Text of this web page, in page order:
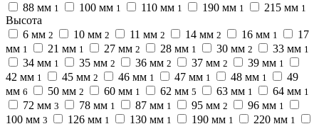
88 мм 1 100 мм 1 110 мм 1 190 мм 1 215 мм 1
Высота
6 мм 2 10 мм 2 11 мм 2 14 мм 2 16 мм 1
17
мм 1 21 мм 1 27 мм 2 28 мм 1 30 мм 2 33 мм 1
34 мм 1 35 мм 2 36 мм 2 37 мм 2 39 мм 1
42 мм 1 45 мм 2 46 мм 1 47 мм 1 48 мм 1
49
мм 6 50 мм 2 60 мм 1 62 мм 5 63 мм 1 64 мм 1
72 мм 3 78 мм 1 87 мм 1 95 мм 2 96 мм 1
100 мм 3 126 мм 1 130 мм 1 190 мм 1 220 мм 1